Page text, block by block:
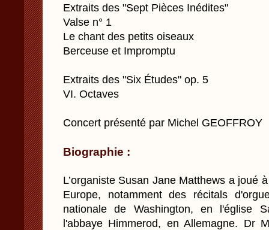
Extraits des "Sept Pièces Inédites"
Valse n° 1
Le chant des petits oiseaux
Berceuse et Impromptu
Extraits des "Six Études" op. 5
VI. Octaves
Concert présenté par Michel GEOFFROY
Biographie :
L’organiste Susan Jane Matthews a joué
Europe, notamment des récitals
nationale de Washington, en l'église
l'abbaye Himmerod, en Allemagne. Dr